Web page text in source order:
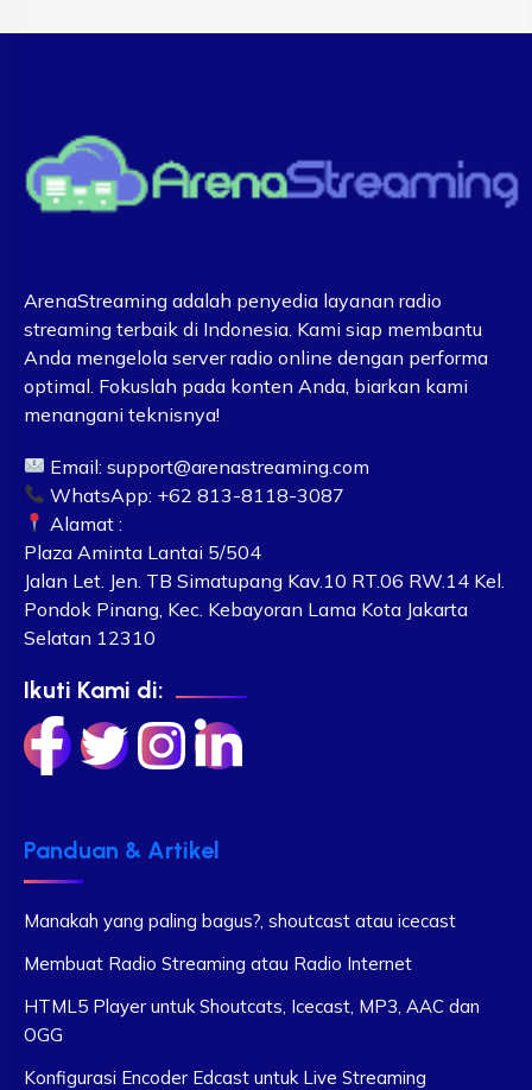
ArenaStreaming adalah penyedia layanan radio
streaming terbaik di Indonesia. Kami siap membantu
Anda mengelola server radio online dengan performa
optimal. Fokuslah pada konten Anda, biarkan kami
menangani teknisnya!
Email:support@arenastreaming.com
WhatsApp: +62 813-8118-3087
Alamat :
Plaza Aminta Lantai 5/504
Jalan Let. Jen. TB Simatupang Kav.10 RT.06 RW.14 Kel.
Pondok Pinang, Kec. Kebayoran Lama Kota Jakarta
Selatan 12310
Ikuti Kami di:
Panduan & Artikel
Manakah yang paling bagus?, shoutcast atau icecast
Membuat Radio Streaming atau Radio Internet
HTML5 Player untuk Shoutcats, Icecast, MP3, AAC dan
OGG
Konfigurasi Encoder Edcast untuk Live Streaming